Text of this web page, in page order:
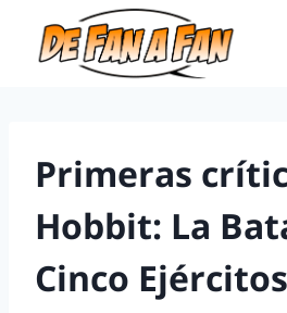
Primeras
Hobbit: La
Cinco